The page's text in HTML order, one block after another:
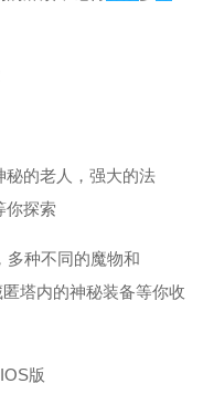
秘的老人，强大的法
你探索
多种不同的魔物和
塔内的神秘装备等你收